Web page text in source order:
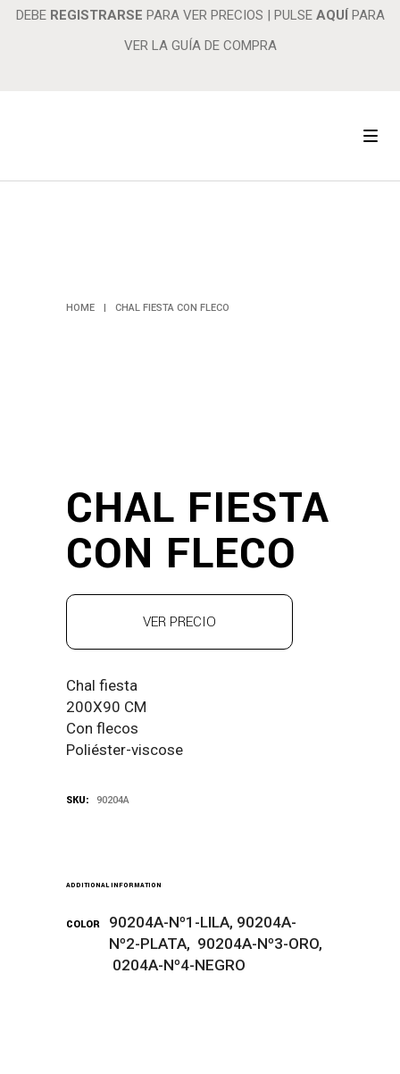
DEBE REGISTRARSE PARA VER PRECIOS | PULSE AQUÍ PARA
VER LA GUÍA DE COMPRA
HOME | CHAL FIESTA CON FLECO
CHAL FIESTA
CON FLECO
VER PRECIO
Chal fiesta
200X90 CM
Con flecos
Poliéster-viscose
SKU: 90204A
ADDITIONAL INFORMATION
COLOR
90204A-Nº1-LILA, 90204A-
Nº2-PLATA, 90204A-Nº3-ORO,
0204A-Nº4-NEGRO